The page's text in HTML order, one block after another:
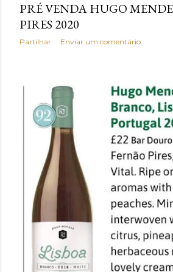
PRÉ VENDA HUGO
PIRES 2020
Partilhar Enviar um comentário